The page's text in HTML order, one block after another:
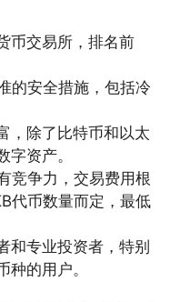
币交易所，排名前
的安全措施，包括冷
，除了比特币和以太
资产。
竞争力，交易费用根
代币数量而定，最低
和专业投资者，特别
种的用户。